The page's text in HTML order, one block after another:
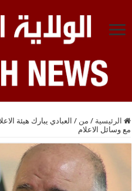
الرئيسية / من / العبادي يبارك هيئة
مع وسائل الاعلام